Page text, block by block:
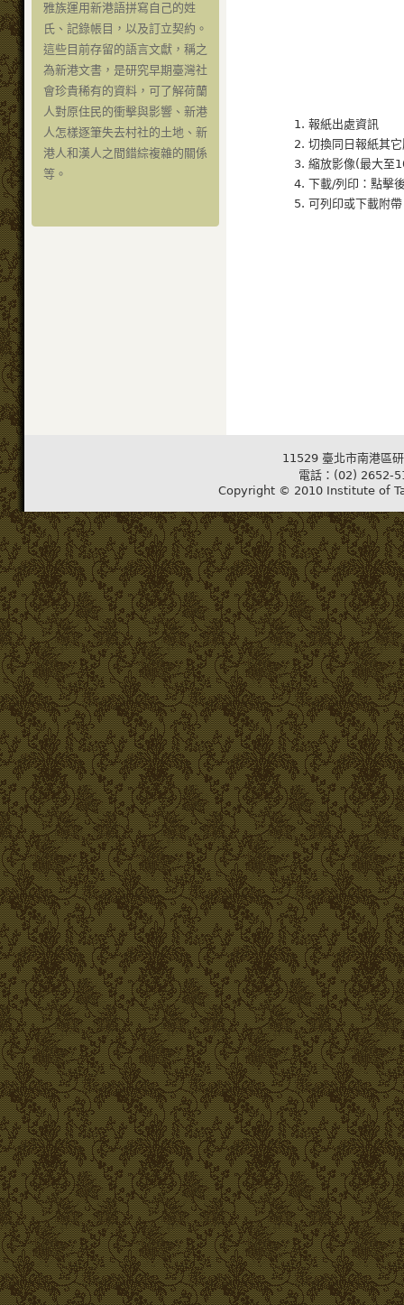
雅族運用新港語拼寫自己的姓
氏、記錄帳目，以及訂立契約。
這些目前存留的語言文獻，稱之
為新港文書，是研究早期臺灣社
會珍貴稀有的資料，可了解荷蘭
人對原住民的衝擊與影響、新港
人怎樣逐筆失去村社的土地、新
港人和漢人之間錯綜複雜的關係
等。
1. 報紙出處資訊
2. 切換同日報紙其
3. 縮放影像(最大至
4. 下載/列印：點擊
5. 可列印或下載附
11529 臺北市南港區
電話：(02) 2652-
Copyright © 2010 Institute of